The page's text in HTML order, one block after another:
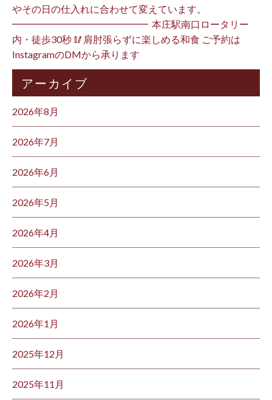
やその日の仕入れに合わせて変えています。 ⁡
━━━━━━━━━━━━━━ ⁡ 本庄駅南口ロータリー
内・徒歩30秒 🥢肩肘張らずに楽しめる和食 ご予約は
InstagramのDMから承ります ⁡
アーカイブ
2026年8月
2026年7月
2026年6月
2026年5月
2026年4月
2026年3月
2026年2月
2026年1月
2025年12月
2025年11月